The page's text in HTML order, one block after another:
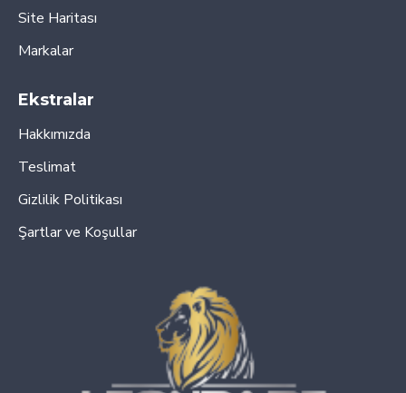
Site Haritası
Markalar
Ekstralar
Hakkımızda
Teslimat
Gizlilik Politikası
Şartlar ve Koşullar